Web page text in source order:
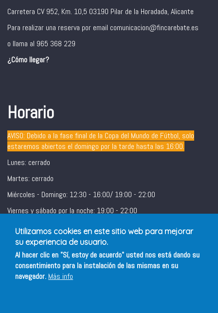
Carretera CV 952, Km. 10,5 03190 Pilar de la Horadada, Alicante
Para realizar una reserva por email comunicacion@fincarebate.es
o llama al 965 368 229
¿Cómo llegar?
Horario
AVISO: Debido a la fase final de la Copa del Mundo de Fútbol, solo
estaremos abiertos el domingo por la tarde hasta las 16:00.
Lunes: cerrado
Martes: cerrado
Miércoles - Domingo: 12:30 - 16:00/ 19:00 - 22:00
Viernes y sábado por la noche: 19:00 - 22:00
Utilizamos cookies en este sitio web para mejorar
su experiencia de usuario.
Al hacer clic en "Sí, estoy de acuerdo" usted nos está dando su
consentimiento para la instalación de las mismas en su
navegador. Más info